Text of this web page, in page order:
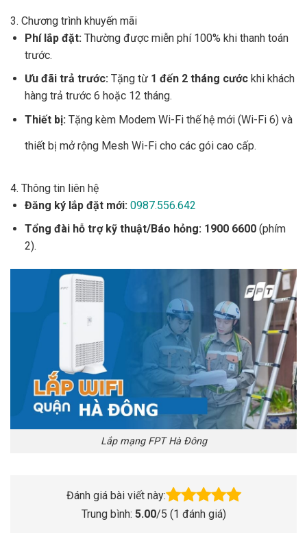
3. Chương trình khuyến mãi
Phí lắp đặt: Thường được miễn phí 100% khi thanh toán
trước.
Ưu đãi trả trước:Tặng từ 1 đến 2 tháng cướckhi khách
hàng trả trước 6 hoặc 12 tháng.
Thiết bị: Tặng kèm Modem Wi-Fi thế hệ mới (Wi-Fi 6) và
thiết bị mở rộng Mesh Wi-Fi cho các gói cao cấp.
4. Thông tin liên hệ
Đăng ký lắp đặt mới: 0987.556.642
Tổng đài hỗ trợ kỹ thuật/Báo hỏng: 1900 6600(phím
2).
Lắp mạng FPT Hà Đông
Đánh giá bài viết này:
Trung bình: 5.00/5 (1 đánh giá)